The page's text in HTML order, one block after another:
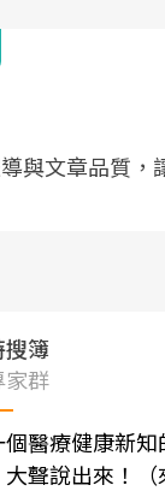
與文章品質，
簿
家群
個醫療健康新
大聲說出來！